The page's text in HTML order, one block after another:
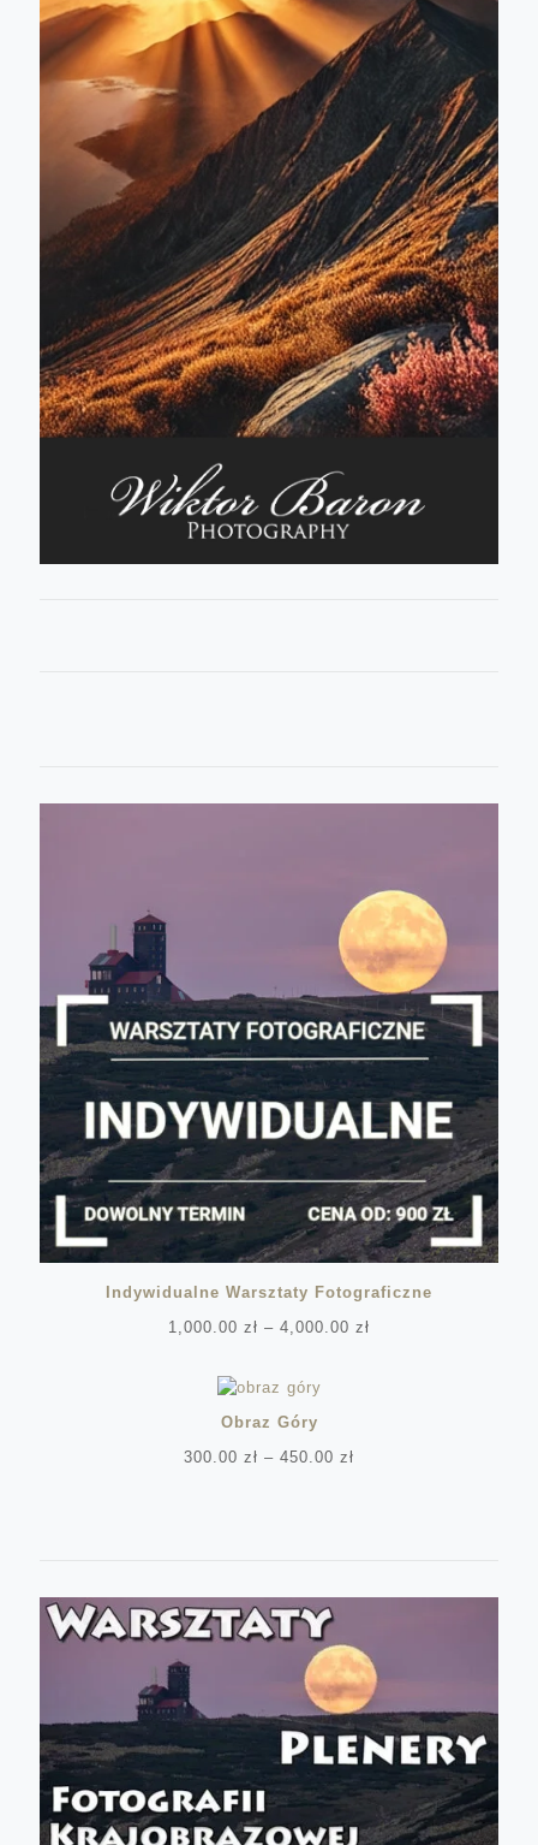
Indywidualne Warsztaty Fotograficzne
1,000.00 zł – 4,000.00 zł
Obraz Góry
300.00 zł – 450.00 zł